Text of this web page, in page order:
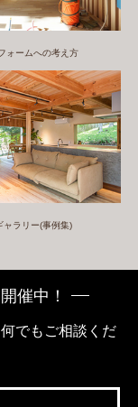
ォームへの考え方
ャラリー(事例集)
催中！
でもご相談くだ